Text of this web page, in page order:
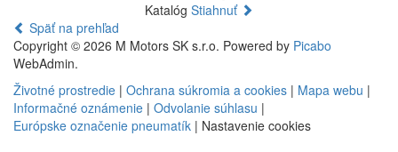
Katalóg Stiahnuť
Späť na prehľad
Copyright © 2026 M Motors SK s.r.o. Powered by Picabo
WebAdmin.
Životné prostredie | Ochrana súkromia a cookies | Mapa webu |
Informačné oznámenie | Odvolanie súhlasu |
Európske označenie pneumatík | Nastavenie cookies